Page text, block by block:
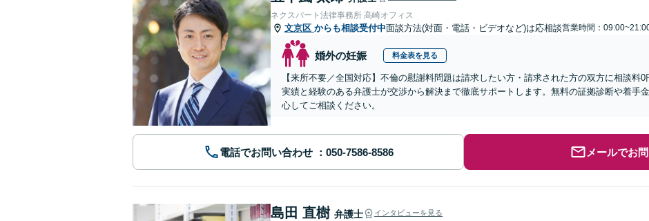
ネクスパート法律事務所 高崎オフィス
文京区 からも相談受付中面談方法(対面・電話・ビデオなど)は応相談営業時間：
婚外の妊娠 料金表を見る
【来所不要／全国対応】不倫の慰謝料問題は請求したい方・請求された方の双方に相談料
実績と経験のある弁護士が交渉から解決まで徹底サポートします。無料の証拠診断や着手
心してご相談ください。
電話でお問い合わせ メールでお
島田 直樹 弁護士 インタビューを見る